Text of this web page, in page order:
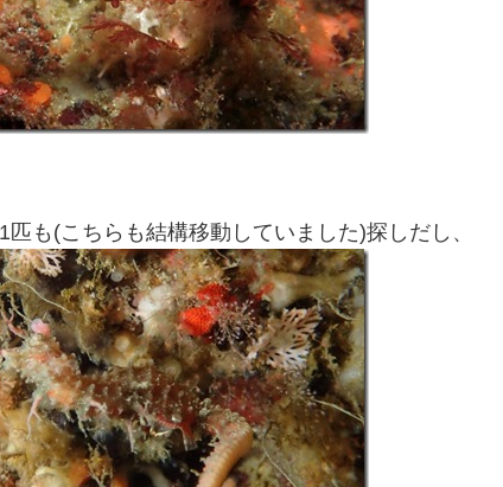
も(こちらも結構移動していました)探しだし、